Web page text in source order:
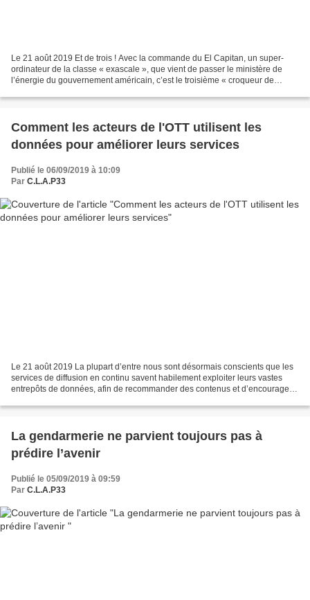
Le 21 août 2019 Et de trois ! Avec la commande du El Capitan, un super-
ordinateur de la classe « exascale », que vient de passer le ministère de
l’énergie du gouvernement américain, c’est le troisième « croqueur de
Comment les acteurs de l'OTT utilisent les
données pour améliorer leurs services
Publié le 06/09/2019 à 10:09
Par C.L.A.P33
Le 21 août 2019 La plupart d’entre nous sont désormais conscients que les
services de diffusion en continu savent habilement exploiter leurs vastes
entrepôts de données, afin de recommander des contenus et d’encourager
La gendarmerie ne parvient toujours pas à
prédire l’avenir
Publié le 05/09/2019 à 09:59
Par C.L.A.P33